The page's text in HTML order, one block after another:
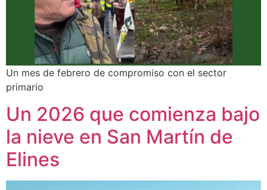
Un mes de febrero de compromiso con el sector
primario
Un 2026 que comienza bajo
la nieve en San Martín de
Elines